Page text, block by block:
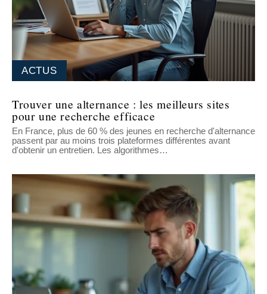
ACTUS
Trouver une alternance : les meilleurs sites
pour une recherche efficace
En France, plus de 60 % des jeunes en recherche d'alternance
passent par au moins trois plateformes différentes avant
d'obtenir un entretien. Les algorithmes…